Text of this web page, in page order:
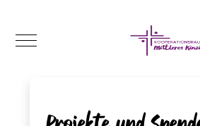
Mobile Menu Toggle